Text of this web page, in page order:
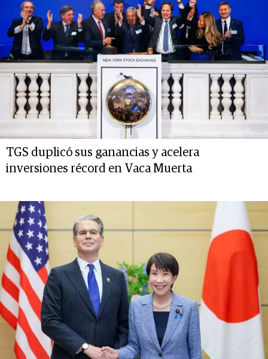
TGS duplicó sus ganancias y acelera
inversiones récord en Vaca Muerta